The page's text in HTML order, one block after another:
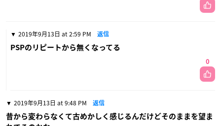
2019年9月13日 at 2:59 PM 返信
PSPのリピートから無くなってる
0
2019年9月13日 at 9:48 PM 返信
昔から変わらなくて古めかしく感じるんだけどそのままを望ま